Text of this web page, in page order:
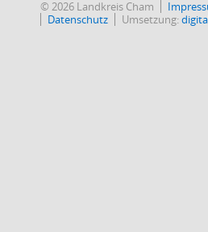
© 2026 Landkreis Cham
Datenschutz
Umsetzung: